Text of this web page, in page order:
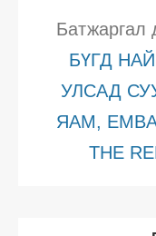
Батжаргал
БҮГД
УЛСАД
ЯАМ,
THE